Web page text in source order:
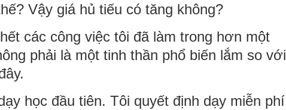
Vậy giá hủ tiếu có tăng không?
các công việc tôi đã làm trong hơn một
phải là một tinh thần phổ biến lắm so với
học đầu tiên. Tôi quyết định dạy miễn phí